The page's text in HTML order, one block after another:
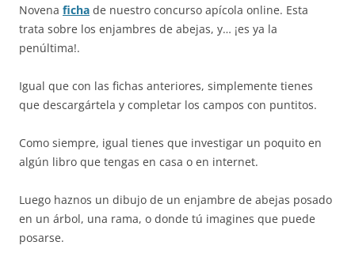
Novena ficha de nuestro concurso apícola online. Esta
trata sobre los enjambres de abejas, y… ¡es ya la
penúltima!.
Igual que con las fichas anteriores, simplemente tienes
que descargártela y completar los campos con puntitos.
Como siempre, igual tienes que investigar un poquito en
algún libro que tengas en casa o en internet.
Luego haznos un dibujo de un enjambre de abejas posado
en un árbol, una rama, o donde tú imagines que puede
posarse.